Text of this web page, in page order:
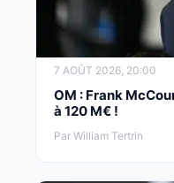
7 AOÛT 2026, 20:00
OM : Frank
à 120 M€ !
Par William Tertrin